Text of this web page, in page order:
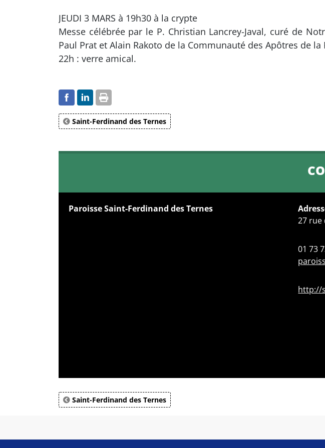
JEUDI 3 MARS à 19h30 à la crypte
Messe célébrée par le P. Christian Lancrey-Javal, curé de
Paul Prat et Alain Rakoto de la Communauté des Apôtres de
22h : verre amical.
Saint-Ferdinand des Ternes
Paroisse Saint-Ferdinand des Ternes
27 rue
01 73
http://
Saint-Ferdinand des Ternes